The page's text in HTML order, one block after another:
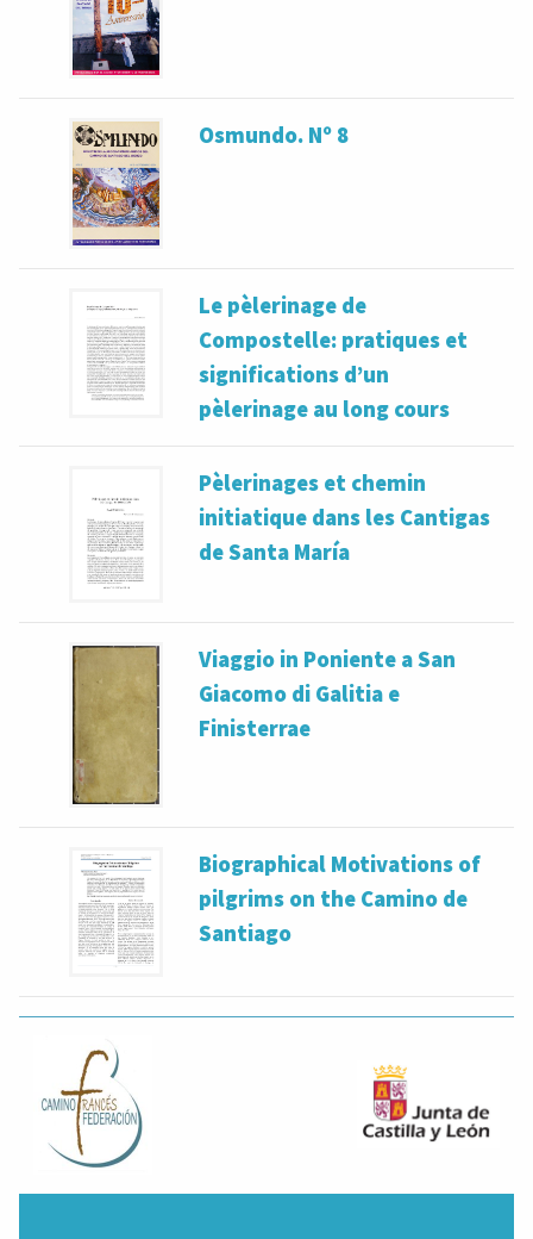
Osmundo. Nº 8
Le pèlerinage de
Compostelle: pratiques et
significations d’un
pèlerinage au long cours
Pèlerinages et chemin
initiatique dans les Cantigas
de Santa María
Viaggio in Poniente a San
Giacomo di Galitia e
Finisterrae
Biographical Motivations of
pilgrims on the Camino de
Santiago